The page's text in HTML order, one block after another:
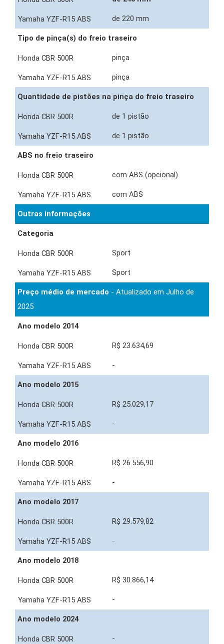
de 220 mm
Tipo de pinça(s) do freio traseiro
pinça
pinça
Quantidade de pistões na pinça do freio traseiro
de 1 pistão
de 1 pistão
ABS no freio traseiro
com ABS (opcional)
com ABS
Outras informações
Categoria
Sport
Sport
Preço médio de mercado - Atualizado em Julho de
2025
Ano modelo 2014
R$ 23.634,69
-
Ano modelo 2015
R$ 25.029,17
-
Ano modelo 2016
R$ 26.556,90
-
Ano modelo 2017
R$ 29.579,82
-
Ano modelo 2018
R$ 30.866,14
-
Ano modelo 2024
-